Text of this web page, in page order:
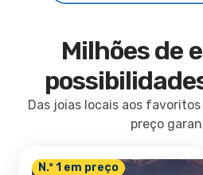
Milhões de
Das joias locais aos
preço
N.º 1 em preço